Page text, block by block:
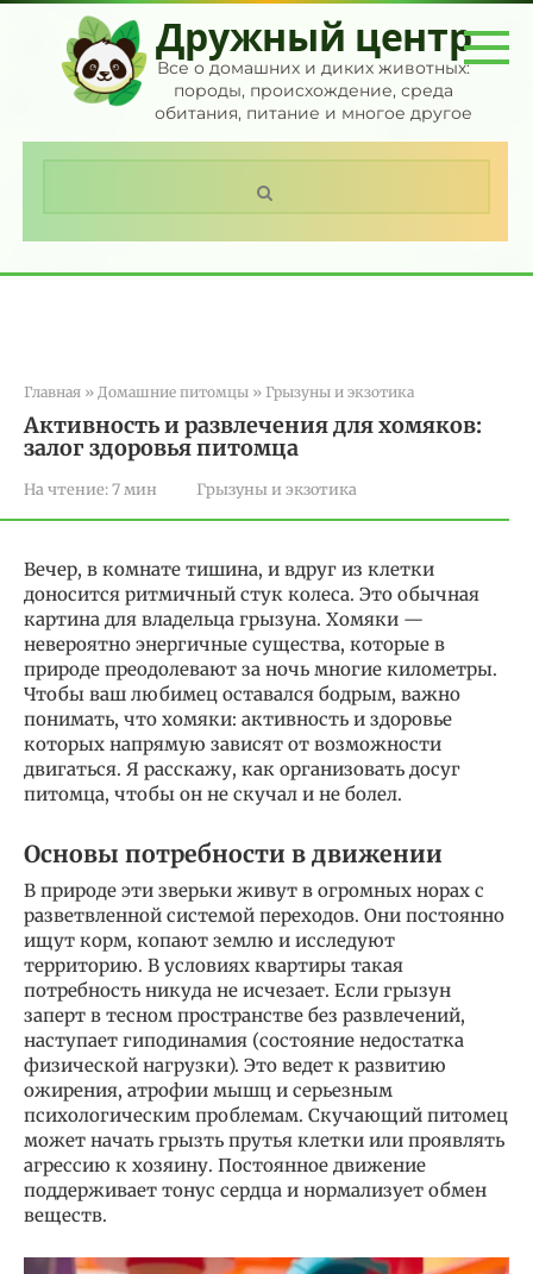
Перейти
контенту
Дружный центр
Все о домашних и диких животных:
породы, происхождение, среда
обитания, питание и многое другое
Главная » Домашние питомцы » Грызуны и экзотика
Активность и развлечения для хомяков:
залог здоровья питомца
На чтение:7 мин Грызуны и экзотика
Вечер, в комнате тишина, и вдруг из клетки
доносится ритмичный стук колеса. Это обычная
картина для владельца грызуна. Хомяки —
невероятно энергичные существа, которые в
природе преодолевают за ночь многие километры.
Чтобы ваш любимец оставался бодрым, важно
понимать, что хомяки: активность и здоровье
которых напрямую зависят от возможности
двигаться. Я расскажу, как организовать досуг
питомца, чтобы он не скучал и не болел.
Основы потребности в движении
В природе эти зверьки живут в огромных норах с
разветвленной системой переходов. Они постоянно
ищут корм, копают землю и исследуют
территорию. В условиях квартиры такая
потребность никуда не исчезает. Если грызун
заперт в тесном пространстве без развлечений,
наступает гиподинамия (состояние недостатка
физической нагрузки). Это ведет к развитию
ожирения, атрофии мышц и серьезным
психологическим проблемам. Скучающий питомец
может начать грызть прутья клетки или проявлять
агрессию к хозяину. Постоянное движение
поддерживает тонус сердца и нормализует обмен
веществ.